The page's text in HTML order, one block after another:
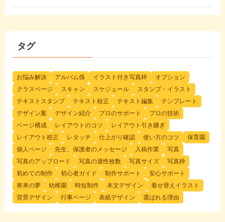
タグ
お悩み解決 アルバム係 イラスト付き写真枠
オプション
クラスページ
スキャン スケジュール
スタンプ・イラスト
テキストスタンプ
テキスト校正 テキスト編集
テンプレート
デザイン案
デザイン紹介 プロのサポート
プロの技術
ページ構成
レイアウトのコツ
レイアウト引き継ぎ
レイアウト校正
レタッチ 仕上がり確認 使い方のコツ
保育園
個人ページ
先生、保護者のメッセージ 入稿作業
写真
写真のアップロード
写真の適性枚数 写真サイズ
写真枠
初めての制作
初心者ガイド 制作サポート
安心サポート
将来の夢
幼稚園 時短制作 本文デザイン
着せ替えイラスト
背景デザイン
行事ページ 表紙デザイン 選ばれる理由